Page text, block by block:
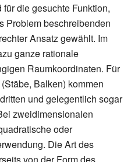
die gesuchte Funktion,
Problem beschreibenden
Ansatz gewählt. Im
ganze rationale
Raumkoordinaten. Für
Balken) kommen
und gelegentlich sogar
zweidimensionalen
oder
Die Art des
von der Form des